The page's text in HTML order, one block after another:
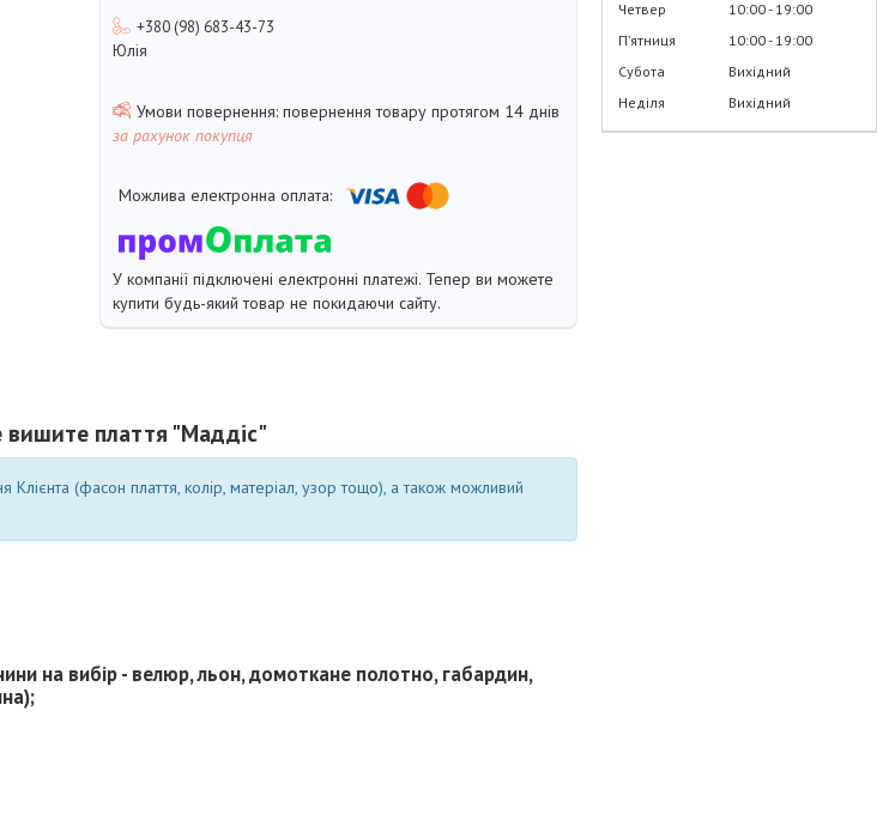
+380 (98) 683-43-73
Юлія
повернення товару протягом 14 днів
за рахунок покупця
У компанії підключені електронні платежі. Тепер ви можете
купити будь-який товар не покидаючи сайту.
вишите плаття "Маддіс"
Клієнта (фасон плаття, колір, матеріал, узор тощо), а також можливий
на вибір - велюр, льон, домоткане полотно, габардин,
Четвер
10:00 19:00
Пʼятниця
10:00 19:00
Субота
Вихідний
Неділя
Вихідний